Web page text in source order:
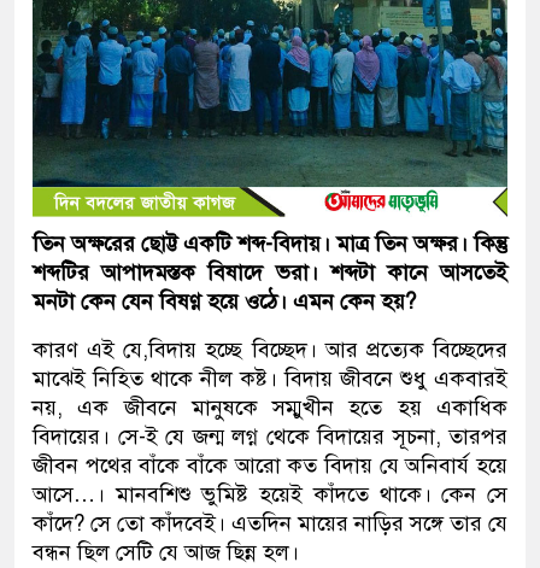
তিন অক্ষরের ছোট্ট একটি শব্দ-বিদায়। মাত্র তিন অক্ষর। কিন্তু
শব্দটির আপাদমস্তক বিষাদে ভরা। শব্দটা কানে আসতেই
মনটা কেন যেন বিষণ্ণ হয়ে ওঠে। এমন কেন হয়?
কারণ এই যে,বিদায় হচ্ছে বিচ্ছেদ। আর প্রত্যেক বিচ্ছেদের
মাঝেই নিহিত থাকে নীল কষ্ট। বিদায় জীবনে শুধু একবারই
নয়, এক জীবনে মানুষকে সম্মুখীন হতে হয় একাধিক
বিদায়ের। সে-ই যে জন্ম লগ্ন থেকে বিদায়ের সূচনা, তারপর
জীবন পথের বাঁকে বাঁকে আরো কত বিদায় যে অনিবার্য হয়ে
আসে…। মানবশিশু ভুমিষ্ট হয়েই কাঁদতে থাকে। কেন সে
কাঁদে? সে তো কাঁদবেই। এতদিন মায়ের নাড়ির সঙ্গে তার যে
বন্ধন ছিল সেটি যে আজ ছিন্ন হল।